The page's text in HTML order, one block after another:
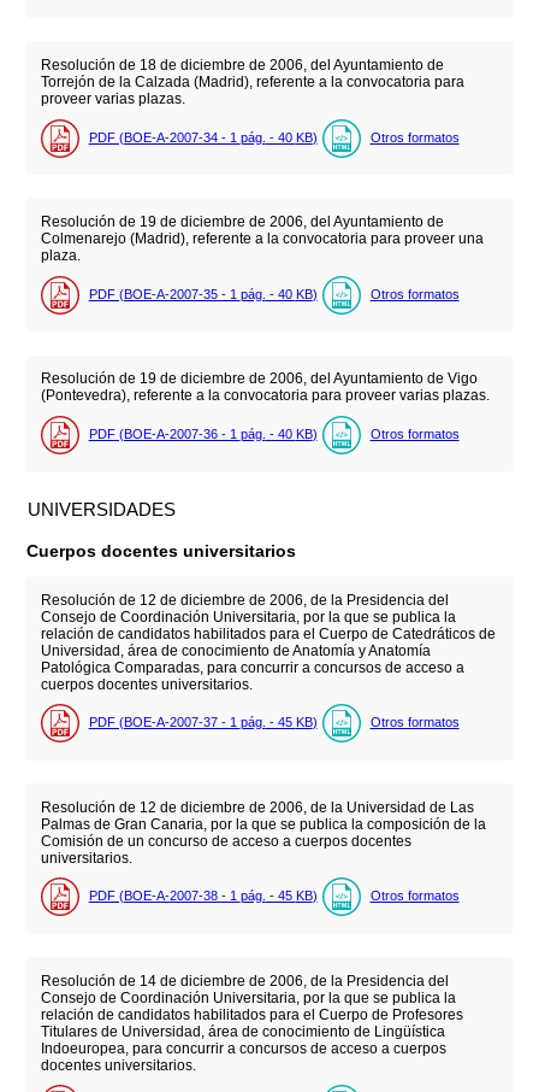
Resolución de 18 de diciembre de 2006, del Ayuntamiento de
Torrejón de la Calzada (Madrid), referente a la convocatoria para
proveer varias plazas.
PDF (BOE-A-2007-34 - 1 pág. - 40 KB) Otros formatos
Resolución de 19 de diciembre de 2006, del Ayuntamiento de
Colmenarejo (Madrid), referente a la convocatoria para proveer una
plaza.
PDF (BOE-A-2007-35 - 1 pág. - 40 KB) Otros formatos
Resolución de 19 de diciembre de 2006, del Ayuntamiento de Vigo
(Pontevedra), referente a la convocatoria para proveer varias plazas.
PDF (BOE-A-2007-36 - 1 pág. - 40 KB) Otros formatos
UNIVERSIDADES
Cuerpos docentes universitarios
Resolución de 12 de diciembre de 2006, de la Presidencia del
Consejo de Coordinación Universitaria, por la que se publica la
relación de candidatos habilitados para el Cuerpo de Catedráticos de
Universidad, área de conocimiento de Anatomía y Anatomía
Patológica Comparadas, para concurrir a concursos de acceso a
cuerpos docentes universitarios.
PDF (BOE-A-2007-37 - 1 pág. - 45 KB) Otros formatos
Resolución de 12 de diciembre de 2006, de la Universidad de Las
Palmas de Gran Canaria, por la que se publica la composición de la
Comisión de un concurso de acceso a cuerpos docentes
universitarios.
PDF (BOE-A-2007-38 - 1 pág. - 45 KB) Otros formatos
Resolución de 14 de diciembre de 2006, de la Presidencia del
Consejo de Coordinación Universitaria, por la que se publica la
relación de candidatos habilitados para el Cuerpo de Profesores
Titulares de Universidad, área de conocimiento de Lingüística
Indoeuropea, para concurrir a concursos de acceso a cuerpos
docentes universitarios.